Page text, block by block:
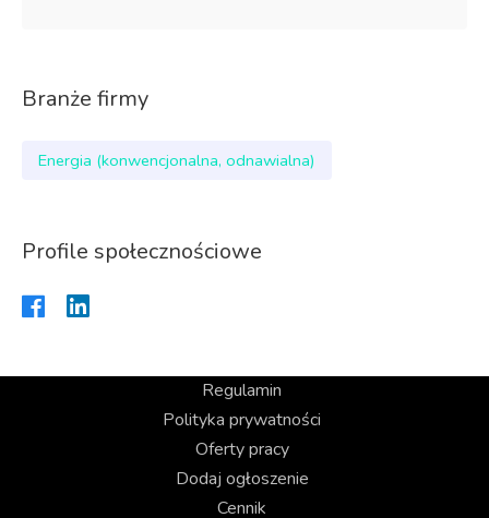
Branże firmy
Energia (konwencjonalna, odnawialna)
Profile społecznościowe
Regulamin
Polityka prywatności
Oferty pracy
Dodaj ogłoszenie
Cennik